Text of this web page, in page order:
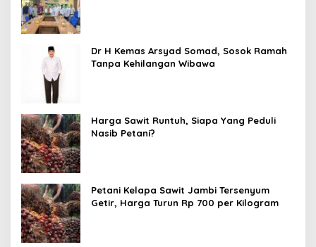
Dr H Kemas Arsyad Somad, Sosok Ramah
Tanpa Kehilangan Wibawa
Harga Sawit Runtuh, Siapa Yang Peduli
Nasib Petani?
Petani Kelapa Sawit Jambi Tersenyum
Getir, Harga Turun Rp 700 per Kilogram